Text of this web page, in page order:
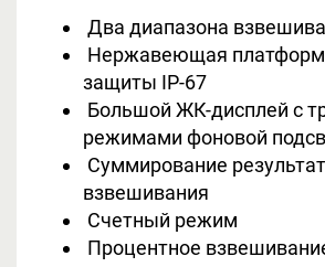
Два диапазона
Нержавеющая
защиты IP-67
Большой ЖК-дисплей с
режимами фоновой
Суммирование
взвешивания
Счетный режим
Процентное